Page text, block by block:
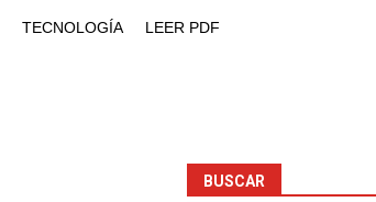
TECNOLOGÍA LEER PDF
BUSCAR